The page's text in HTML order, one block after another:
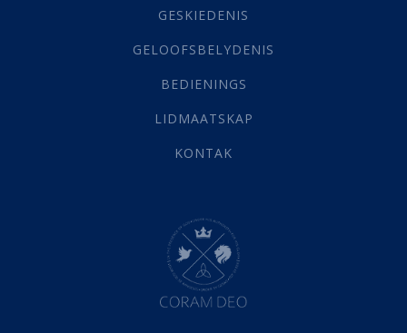
Grys Areas(4)
Lewensdoel(3)
Selfondersoek(1)
Werk(22)
(142)
Hemel (31)
Israel (14)
Millennium(1)
Oordeelsdag(19)
GESKIEDENIS
GELOOFSBELYDENIS
BEDIENINGS
LIDMAATSKAP
KONTAK